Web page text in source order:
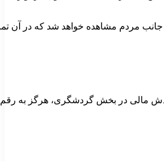
جانب مردم مشاهده خواهد شد که در
در بخش گردشگری، هرگز به